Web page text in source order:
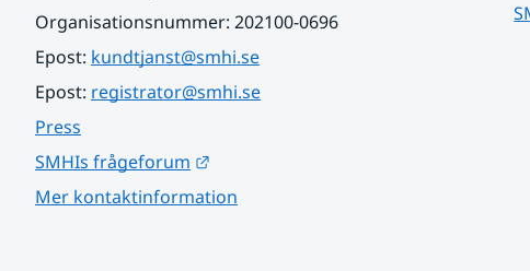
Organisationsnummer: 202100-0696
Epost: kundtjanst@smhi.se
Epost: registrator@smhi.se
Press
SMHIs frågeforum
Mer kontaktinformation